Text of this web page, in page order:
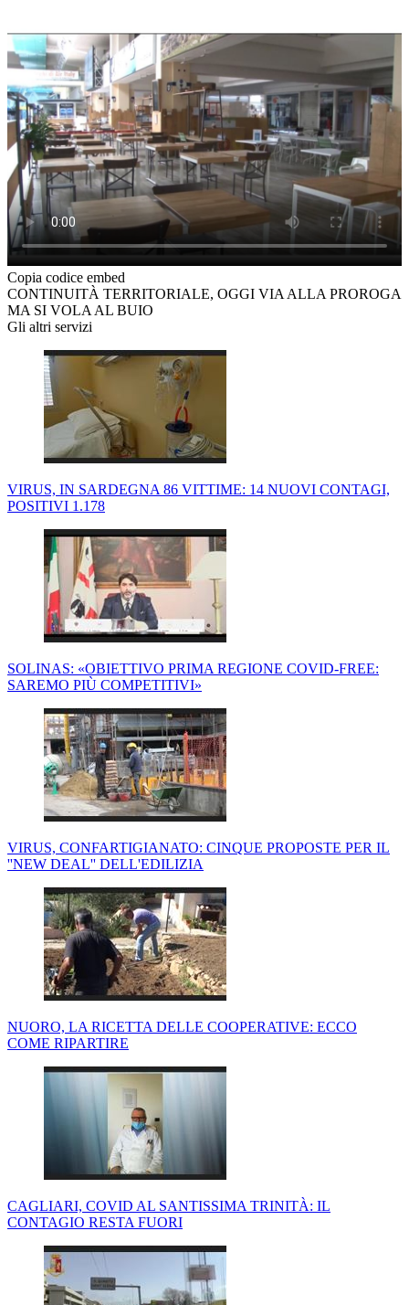
Copia codice embed
CONTINUITÀ TERRITORIALE, OGGI VIA ALLA PROROGA
MA SI VOLA AL BUIO
Gli altri servizi
VIRUS, IN SARDEGNA 86 VITTIME: 14 NUOVI CONTAGI,
POSITIVI 1.178
SOLINAS: «OBIETTIVO PRIMA REGIONE COVID-FREE:
SAREMO PIÙ COMPETITIVI»
VIRUS, CONFARTIGIANATO: CINQUE PROPOSTE PER IL
''NEW DEAL'' DELL'EDILIZIA
NUORO, LA RICETTA DELLE COOPERATIVE: ECCO
COME RIPARTIRE
CAGLIARI, COVID AL SANTISSIMA TRINITÀ: IL
CONTAGIO RESTA FUORI